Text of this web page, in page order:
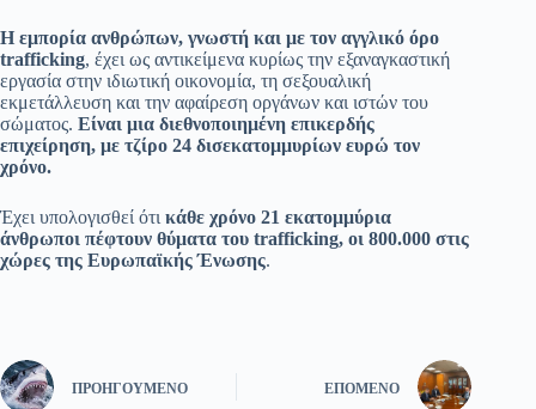
Η εμπορία ανθρώπων, γνωστή και με τον αγγλικό όρο
trafficking, έχει ως αντικείμενα κυρίως την εξαναγκαστική
εργασία στην ιδιωτική οικονομία, τη σεξουαλική
εκμετάλλευση και την αφαίρεση οργάνων και ιστών του
σώματος. Είναι μια διεθνοποιημένη επικερδής
επιχείρηση, με τζίρο 24 δισεκατομμυρίων ευρώ τον
χρόνο.
Έχει υπολογισθεί ότι κάθε χρόνο 21 εκατομμύρια
άνθρωποι πέφτουν θύματα του trafficking, οι 800.000 στις
χώρες της Ευρωπαϊκής Ένωσης.
ΠΡΟΗΓΟΎΜΕΝΟ ΕΠΌΜΕΝΟ